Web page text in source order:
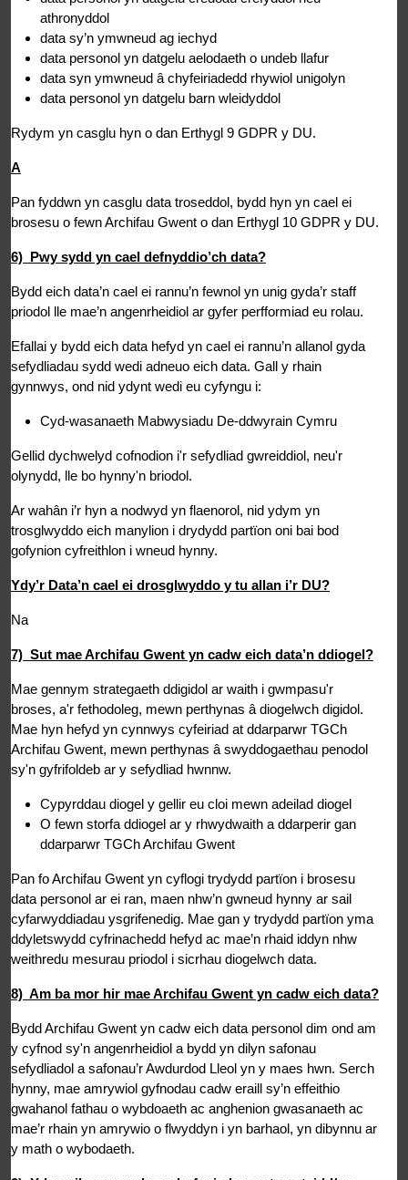
athronyddol
data sy’n ymwneud ag iechyd
data personol yn datgelu aelodaeth o undeb llafur
data syn ymwneud â chyfeiriadedd rhywiol unigolyn
data personol yn datgelu barn wleidyddol
Rydym yn casglu hyn o dan Erthygl 9 GDPR y DU.
A
Pan fyddwn yn casglu data troseddol, bydd hyn yn cael ei
brosesu o fewn Archifau Gwent o dan Erthygl 10 GDPR y DU.
6) Pwy sydd yn cael defnyddio’ch data?
Bydd eich data’n cael ei rannu’n fewnol yn unig gyda’r staff
priodol lle mae’n angenrheidiol ar gyfer perfformiad eu rolau.
Efallai y bydd eich data hefyd yn cael ei rannu’n allanol gyda
sefydliadau sydd wedi adneuo eich data. Gall y rhain
gynnwys, ond nid ydynt wedi eu cyfyngu i:
Cyd-wasanaeth Mabwysiadu De-ddwyrain Cymru
Gellid dychwelyd cofnodion i'r sefydliad gwreiddiol, neu'r
olynydd, lle bo hynny'n briodol.
Ar wahân i’r hyn a nodwyd yn flaenorol, nid ydym yn
trosglwyddo eich manylion i drydydd partïon oni bai bod
gofynion cyfreithlon i wneud hynny.
Ydy’r Data’n cael ei drosglwyddo y tu allan i’r DU?
Na
7) Sut mae Archifau Gwent yn cadw eich data’n ddiogel?
Mae gennym strategaeth ddigidol ar waith i gwmpasu'r
broses, a'r fethodoleg, mewn perthynas â diogelwch digidol.
Mae hyn hefyd yn cynnwys cyfeiriad at ddarparwr TGCh
Archifau Gwent, mewn perthynas â swyddogaethau penodol
sy'n gyfrifoldeb ar y sefydliad hwnnw.
Cypyrddau diogel y gellir eu cloi mewn adeilad diogel
O fewn storfa ddiogel ar y rhwydwaith a ddarperir gan
ddarparwr TGCh Archifau Gwent
Pan fo Archifau Gwent yn cyflogi trydydd partïon i brosesu
data personol ar ei ran, maen nhw’n gwneud hynny ar sail
cyfarwyddiadau ysgrifenedig. Mae gan y trydydd partïon yma
ddyletswydd cyfrinachedd hefyd ac mae’n rhaid iddyn nhw
weithredu mesurau priodol i sicrhau diogelwch data.
8) Am ba mor hir mae Archifau Gwent yn cadw eich data?
Bydd Archifau Gwent yn cadw eich data personol dim ond am
y cyfnod sy'n angenrheidiol a bydd yn dilyn safonau
sefydliadol a safonau’r Awdurdod Lleol yn y maes hwn. Serch
hynny, mae amrywiol gyfnodau cadw eraill sy’n effeithio
gwahanol fathau o wybdoaeth ac anghenion gwasanaeth ac
mae’r rhain yn amrywio o flwyddyn i yn barhaol, yn dibynnu ar
y math o wybodaeth.